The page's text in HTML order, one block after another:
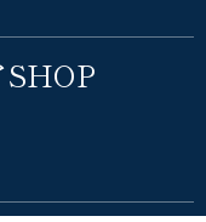
SHOP